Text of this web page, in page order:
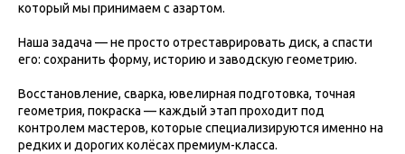
который мы принимаем с азартом.
Наша задача — не просто отреставрировать диск, а спасти
его: сохранить форму, историю и заводскую геометрию.
Восстановление, сварка, ювелирная подготовка, точная
геометрия, покраска — каждый этап проходит под
контролем мастеров, которые специализируются именно на
редких и дорогих колёсах премиум-класса.